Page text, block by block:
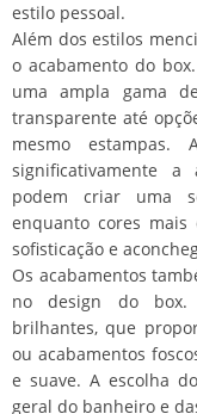
estilo pessoal.
Além dos estilos
o acabamento do
uma ampla gama
transparente até
mesmo
significativamente
podem criar uma
enquanto cores
sofisticação e
Os acabamentos
no design do box.
brilhantes, que
ou acabamentos
e suave. A escolha
geral do banheiro e